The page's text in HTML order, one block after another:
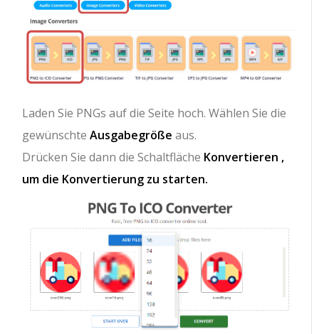
Laden Sie PNGs auf die Seite hoch. Wählen Sie die
gewünschteAusgabegröße aus.
Drücken Sie dann die Schaltfläche Konvertieren ,
um die Konvertierung zu starten.